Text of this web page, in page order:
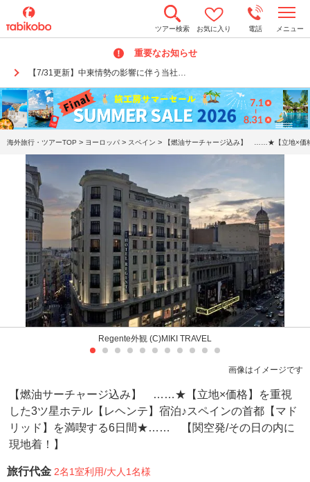
ツアー検索 お気に入り 電話 メニュー
重要なお知らせ
【7/31更新】中東情勢の影響に伴う当社…
o
n
a
v
i
g
a
t
海外旅行・ツアーTOP > ヨーロッパ > スペイン > 【燃油サーチャージ込み】 ……★【立地×価
Regente外観 (C)MIKI TRAVEL
画像はイメージです
【燃油サーチャージ込み】 ……★【立地×価格】を重視
した3ツ星ホテル【レヘンテ】宿泊♪スペインの首都【マド
リッド】を満喫する6日間★…… 【関空発/その日の内に
現地着！】
旅行代金 2名1室利用/大人1名様